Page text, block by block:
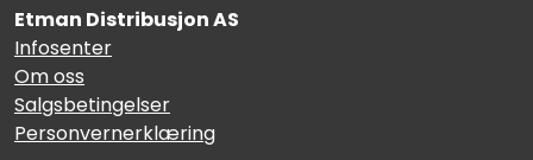
Etman Distribusjon AS
Infosenter
Om oss
Salgsbetingelser
Personvernerklæring